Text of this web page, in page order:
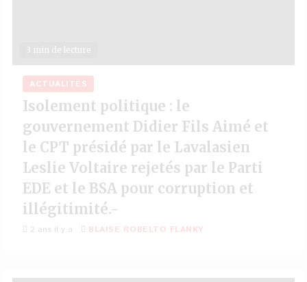
3 min de lecture
ACTUALITÉS
Isolement politique : le
gouvernement Didier Fils Aimé et
le CPT présidé par le Lavalasien
Leslie Voltaire rejetés par le Parti
EDE et le BSA pour corruption et
illégitimité.-
2 ans il y a BLAISE ROBELTO FLANKY